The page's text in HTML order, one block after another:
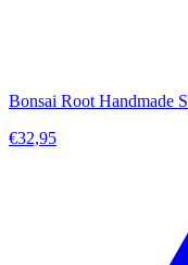
Bonsai Root Handmade S
€32,95